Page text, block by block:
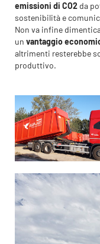
emissioni di CO2 da
sostenibilità e
Non va infine
un vantaggio
altrimenti resterebbe
produttivo.